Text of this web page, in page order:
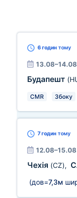
6 годин тому
13.08–14.08
Будапешт
CMR Збоку
7 годин тому
12.08–15.08
Чехія (CZ),
(дов=7,3м